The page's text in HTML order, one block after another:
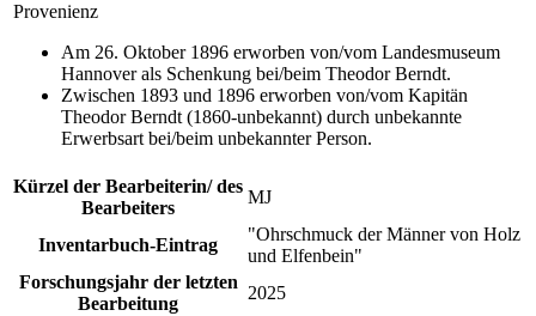
Provenienz
Am 26. Oktober 1896 erworben von/vom Landesmuseum
Hannover als Schenkung bei/beim Theodor Berndt.
Zwischen 1893 und 1896 erworben von/vom Kapitän
Theodor Berndt (1860-unbekannt) durch unbekannte
Erwerbsart bei/beim unbekannter Person.
Kürzel der Bearbeiterin/ des
Bearbeiters
MJ
Inventarbuch-Eintrag
"Ohrschmuck der Männer von Holz
und Elfenbein"
Forschungsjahr der letzten
Bearbeitung
2025